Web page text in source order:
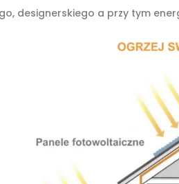
designerskiego a przy tym